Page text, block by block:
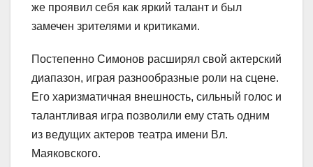
же проявил себя как яркий талант и был
замечен зрителями и критиками.
Постепенно Симонов расширял свой актерский
диапазон, играя разнообразные роли на сцене.
Его харизматичная внешность, сильный голос и
талантливая игра позволили ему стать одним
из ведущих актеров театра имени Вл.
Маяковского.